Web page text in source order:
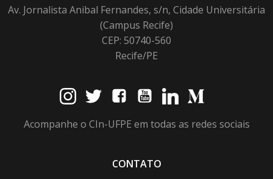
Av. Jornalista Anibal Fernandes, s/n, Cidade Universitária
(Campus Recife)
CEP: 50740-560
Recife/PE
Acompanhe o CIn-UFPE em todas as redes sociais
CONTATO